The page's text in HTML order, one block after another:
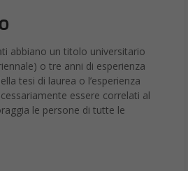
abbiano un titolo universitario
o tre anni di esperienza
tesi di laurea o l’esperienza
essere correlati al
le persone di tutte le